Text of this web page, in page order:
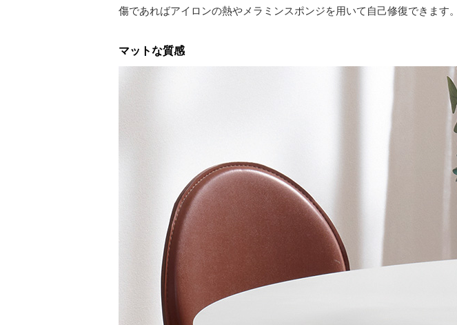
傷であればアイロンの熱やメラミンスポンジを用いて自己修復できます。
マットな質感